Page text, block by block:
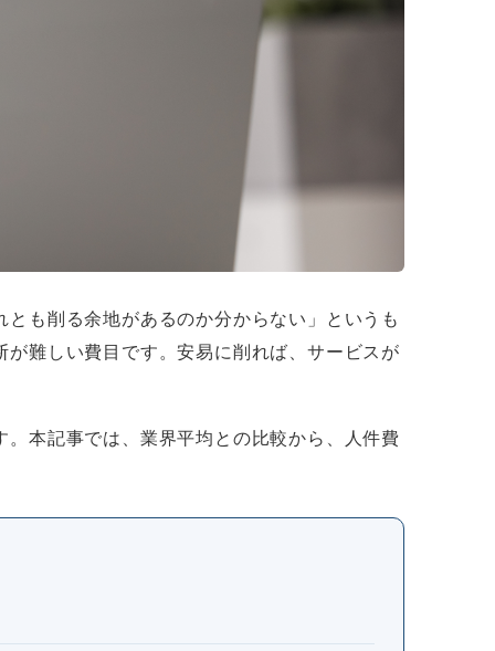
も削る余地があるのか分からない」というも
難しい費目です。安易に削れば、サービスが
。本記事では、業界平均との比較から、人件費